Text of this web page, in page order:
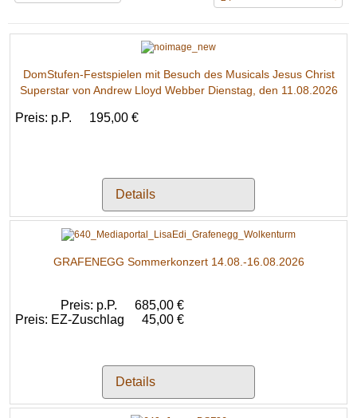
DomStufen-Festspielen mit Besuch des Musicals Jesus Christ
Superstar von Andrew Lloyd Webber Dienstag, den 11.08.2026
Preis: p.P. 195,00 €
Details
GRAFENEGG Sommerkonzert 14.08.-16.08.2026
Preis: p.P.
685,00 €
Preis: EZ-Zuschlag
45,00 €
Details